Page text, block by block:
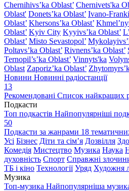
Chernihivs’ka Oblast’ Chernivets'ka
Oblast' Donets’ka Oblast’ Ivano-
Oblast’ Khersons’ka Oblast’
Oblast’ Kyiv City Kyyivs’ka Oblast’
Oblast’ Misto Sevastopol’
Poltavs’ka Oblast’ Rivnens’ka Oblast’
Ternopil’s’ka Oblast’ Vinnyts'ka
Oblast Zaporiz’ka Oblast’
Новини Новинні радіостанції
13
Рекомендовані Список найкращих
Подкасти
Топ подкастів Найпопулярніші
50
Подкасти за жанрами 18
Усі Бізнес Діти та сім’я Дозвілля
Комедія Мистецтво Музика Наука
духовність Спорт Справжні
ТБ і кіно Технології Уряд Художня
Музика
Топ-музика Найпопулярніша